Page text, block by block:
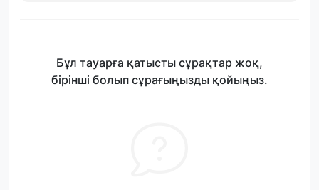
Бұл тауарға қатысты сұрақтар жоқ,
бірінші болып сұрағыңызды қойыңыз.